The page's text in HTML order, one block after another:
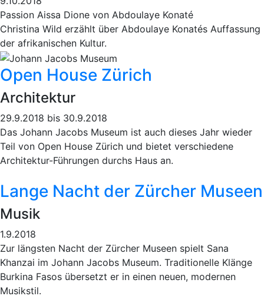
Passion Aissa Dione von Abdoulaye Konaté
Christina Wild erzählt über Abdoulaye Konatés Auffassung
der afrikanischen Kultur.
Open House Zürich
Architektur
29.9.2018 bis 30.9.2018
Das Johann Jacobs Museum ist auch dieses Jahr wieder
Teil von Open House Zürich und bietet verschiedene
Architektur-Führungen durchs Haus an.
Lange Nacht der Zürcher Museen
Musik
1.9.2018
Zur längsten Nacht der Zürcher Museen spielt Sana
Khanzai im Johann Jacobs Museum. Traditionelle Klänge
Burkina Fasos übersetzt er in einen neuen, modernen
Musikstil.